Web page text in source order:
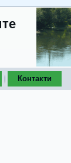
Контакти